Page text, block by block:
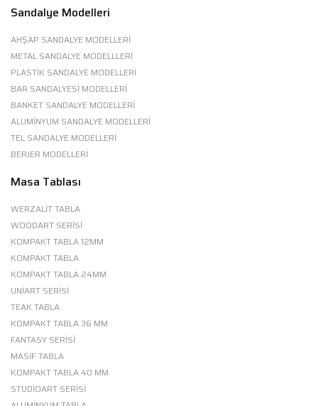
Sandalye Modelleri
AHŞAP SANDALYE MODELLERİ
METAL SANDALYE MODELLLERİ
PLASTİK SANDALYE MODELLERİ
BAR SANDALYESİ MODELLERİ
BANKET SANDALYE MODELLERİ
ALUMİNYUM SANDALYE MODELLERİ
TEL SANDALYE MODELLERİ
BERJER MODELLERİ
Masa Tablası
WERZALIT TABLA
WOODART SERISI
KOMPAKT TABLA 12MM
KOMPAKT TABLA
KOMPAKT TABLA 24MM
UNIART SERISI
TEAK TABLA
KOMPAKT TABLA 36 MM
FANTASY SERISI
MASIF TABLA
KOMPAKT TABLA 40 MM
STUDIOART SERISI